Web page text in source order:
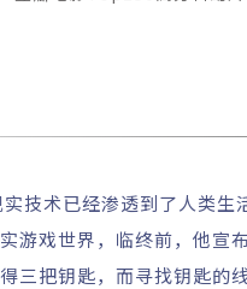
术已经渗透到了人类生
戏世界，临终前，他宣
三把钥匙，而寻找钥匙的